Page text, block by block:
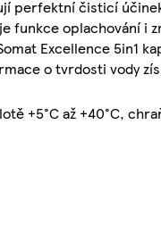
perfektní čisticí
funkce oplachování i
Excellence 5in1
o tvrdosti vody
+5°C až +40°C,